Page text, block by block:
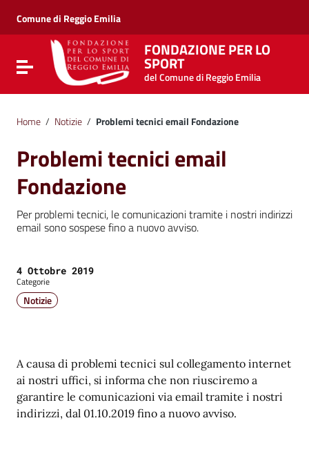
Vai al menu di navigazione
Vai al footer
Comune di Reggio Emilia
Attiva / disattiva la navigazione
FONDAZIONE PER LO
SPORT
del Comune di Reggio Emilia
Home / Notizie / Problemi tecnici email Fondazione
Problemi tecnici email
Fondazione
Per problemi tecnici, le comunicazioni tramite i nostri indirizzi
email sono sospese fino a nuovo avviso.
Data:
4 Ottobre 2019
Categorie
Notizie
A causa di problemi tecnici sul collegamento internet
ai nostri uffici, si informa che non riusciremo a
garantire le comunicazioni via email tramite i nostri
indirizzi, dal 01.10.2019 fino a nuovo avviso.